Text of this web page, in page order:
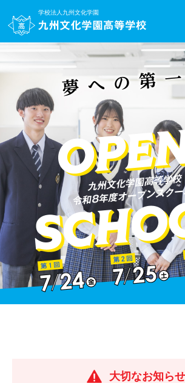
学校法人九州文化学園
学校法人九州文化学園
大切なお知らせ